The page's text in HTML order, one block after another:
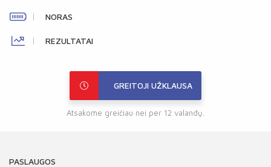
NORAS
REZULTATAI
GREITOJI UŽKLAUSA
Atsakome greičiau nei per 12 valandų.
PASLAUGOS